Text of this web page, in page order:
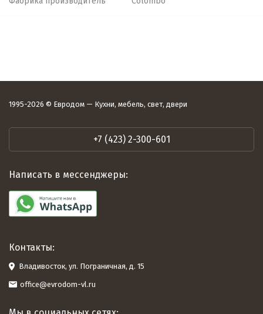
1995-2026 © Евродом — Кухни, мебель, свет, двери
+7 (423) 2-300-601
Написать в мессенджеры:
Контакты:
Владивосток, ул. Пограничная, д. 15
office@evrodom-vl.ru